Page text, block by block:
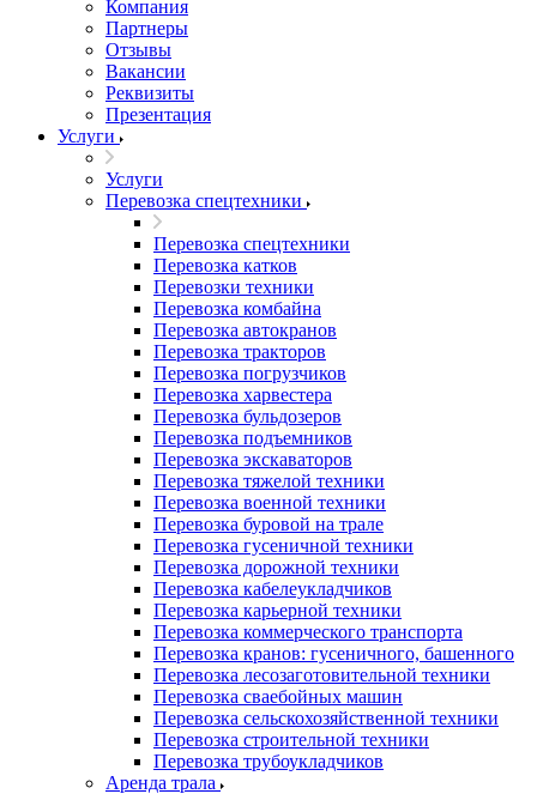
Компания
Партнеры
Отзывы
Вакансии
Реквизиты
Презентация
Услуги
Услуги
Перевозка спецтехники
Перевозка спецтехники
Перевозка катков
Перевозки техники
Перевозка комбайна
Перевозка автокранов
Перевозка тракторов
Перевозка погрузчиков
Перевозка харвестера
Перевозка бульдозеров
Перевозка подъемников
Перевозка экскаваторов
Перевозка тяжелой техники
Перевозка военной техники
Перевозка буровой на трале
Перевозка гусеничной техники
Перевозка дорожной техники
Перевозка кабелеукладчиков
Перевозка карьерной техники
Перевозка коммерческого транспорта
Перевозка кранов: гусеничного, башенного
Перевозка лесозаготовительной техники
Перевозка сваебойных машин
Перевозка сельскохозяйственной техники
Перевозка строительной техники
Перевозка трубоукладчиков
Аренда трала